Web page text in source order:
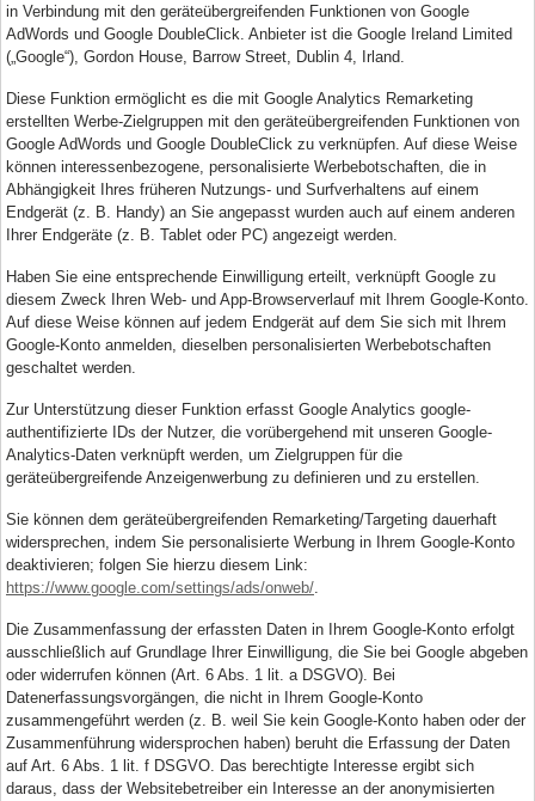
in Verbindung mit den geräteübergreifenden Funktionen von Google
AdWords und Google DoubleClick. Anbieter ist die Google Ireland Limited
(„Google“), Gordon House, Barrow Street, Dublin 4, Irland.
Diese Funktion ermöglicht es die mit Google Analytics Remarketing
erstellten Werbe-Zielgruppen mit den geräteübergreifenden Funktionen von
Google AdWords und Google DoubleClick zu verknüpfen. Auf diese Weise
können interessenbezogene, personalisierte Werbebotschaften, die in
Abhängigkeit Ihres früheren Nutzungs- und Surfverhaltens auf einem
Endgerät (z. B. Handy) an Sie angepasst wurden auch auf einem anderen
Ihrer Endgeräte (z. B. Tablet oder PC) angezeigt werden.
Haben Sie eine entsprechende Einwilligung erteilt, verknüpft Google zu
diesem Zweck Ihren Web- und App-Browserverlauf mit Ihrem Google-Konto.
Auf diese Weise können auf jedem Endgerät auf dem Sie sich mit Ihrem
Google-Konto anmelden, dieselben personalisierten Werbebotschaften
geschaltet werden.
Zur Unterstützung dieser Funktion erfasst Google Analytics google-
authentifizierte IDs der Nutzer, die vorübergehend mit unseren Google-
Analytics-Daten verknüpft werden, um Zielgruppen für die
geräteübergreifende Anzeigenwerbung zu definieren und zu erstellen.
Sie können dem geräteübergreifenden Remarketing/Targeting dauerhaft
widersprechen, indem Sie personalisierte Werbung in Ihrem Google-Konto
deaktivieren; folgen Sie hierzu diesem Link:
https://www.google.com/settings/ads/onweb/.
Die Zusammenfassung der erfassten Daten in Ihrem Google-Konto erfolgt
ausschließlich auf Grundlage Ihrer Einwilligung, die Sie bei Google abgeben
oder widerrufen können (Art. 6 Abs. 1 lit. a DSGVO). Bei
Datenerfassungsvorgängen, die nicht in Ihrem Google-Konto
zusammengeführt werden (z. B. weil Sie kein Google-Konto haben oder der
Zusammenführung widersprochen haben) beruht die Erfassung der Daten
auf Art. 6 Abs. 1 lit. f DSGVO. Das berechtigte Interesse ergibt sich
daraus, dass der Websitebetreiber ein Interesse an der anonymisierten